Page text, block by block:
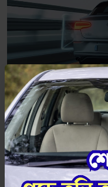
Jul 21-2025
গাড়ির ব্রেক ফেল হলে